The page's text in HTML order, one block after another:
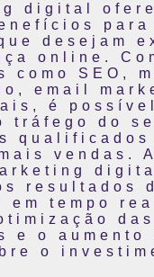
digital
para
desejam
online.
como SEO,
email
é possível
tráfego do
qualificados
vendas.
resultados
em tempo
das
e o aumento
o